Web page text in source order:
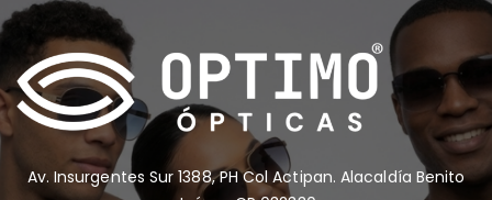
Av. Insurgentes Sur 1388, PH Col Actipan. Alacaldía Benito